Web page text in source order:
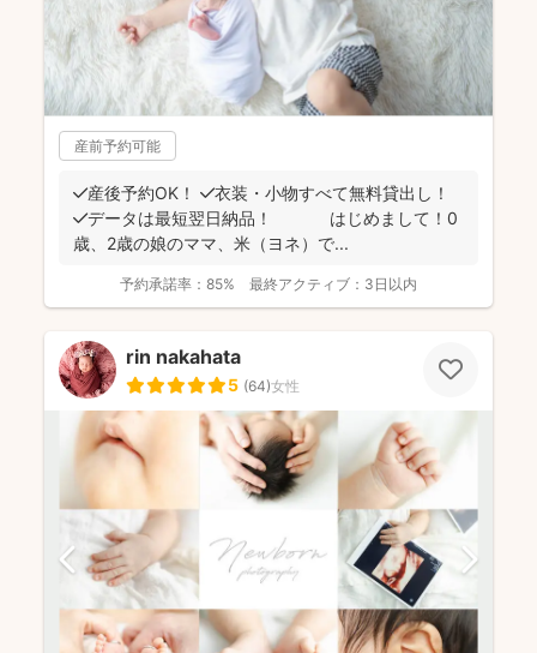
産前予約可能
✔️産後予約OK！ ✔️衣装・小物すべて無料貸出し！
✔️データは最短翌日納品！ はじめまして！0
歳、2歳の娘のママ、米（ヨネ）で...
予約承諾率： 85% 最終アクティブ： 3日以内
rin nakahata
5 (64)女性